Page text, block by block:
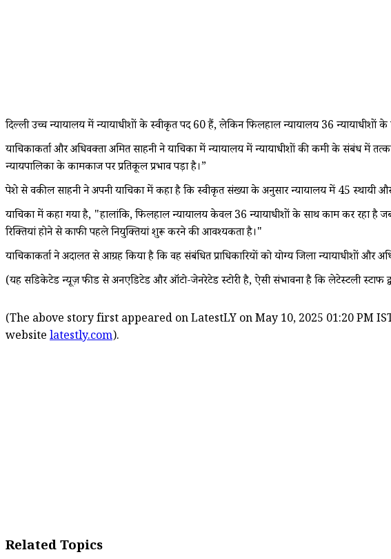
दिल्ली उच्च न्यायालय में न्यायाधीशों के स्वीकृत पद 60 हैं, लेकिन फिलहाल न्यायालय 36 न्यायाधीशों
याचिकाकर्ता और अधिवक्ता अमित साहनी ने याचिका में न्यायालय में न्यायाधीशों की कमी के संबंध में
न्यायपालिका के कामकाज पर प्रतिकूल प्रभाव पड़ा है।”
पेशे से वकील साहनी ने अपनी याचिका में कहा है कि स्वीकृत संख्या के अनुसार न्यायालय में 45 स्थायी और
याचिका में कहा गया है, "हालांकि, फिलहाल न्यायालय केवल 36 न्यायाधीशों के साथ काम कर रहा है
रिक्तियां होने से काफी पहले नियुक्तियां शुरू करने की आवश्यकता है।"
याचिकाकर्ता ने अदालत से आग्रह किया है कि वह संबंधित प्राधिकारियों को योग्य जिला न्यायाधीशों
(यह सिंडिकेटेड न्यूज़ फीड से अनएडिटेड और ऑटो-जेनरेटेड स्टोरी है, ऐसी संभावना है कि लेटेस्टली स्टाफ
(The above story first appeared on LatestLY on May 10, 2025 01:20
website latestly.com).
Related Topics